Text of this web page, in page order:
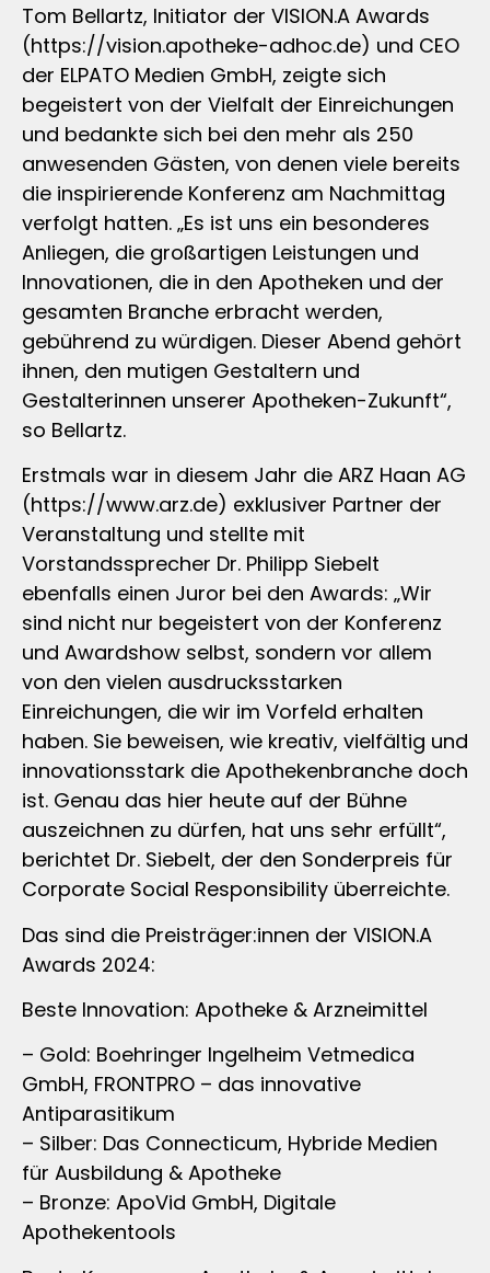
Tom Bellartz, Initiator der VISION.A Awards
(https://vision.apotheke-adhoc.de) und CEO
der ELPATO Medien GmbH, zeigte sich
begeistert von der Vielfalt der Einreichungen
und bedankte sich bei den mehr als 250
anwesenden Gästen, von denen viele bereits
die inspirierende Konferenz am Nachmittag
verfolgt hatten. „Es ist uns ein besonderes
Anliegen, die großartigen Leistungen und
Innovationen, die in den Apotheken und der
gesamten Branche erbracht werden,
gebührend zu würdigen. Dieser Abend gehört
ihnen, den mutigen Gestaltern und
Gestalterinnen unserer Apotheken-Zukunft“,
so Bellartz.
Erstmals war in diesem Jahr die ARZ Haan AG
(https://www.arz.de) exklusiver Partner der
Veranstaltung und stellte mit
Vorstandssprecher Dr. Philipp Siebelt
ebenfalls einen Juror bei den Awards: „Wir
sind nicht nur begeistert von der Konferenz
und Awardshow selbst, sondern vor allem
von den vielen ausdrucksstarken
Einreichungen, die wir im Vorfeld erhalten
haben. Sie beweisen, wie kreativ, vielfältig und
innovationsstark die Apothekenbranche doch
ist. Genau das hier heute auf der Bühne
auszeichnen zu dürfen, hat uns sehr erfüllt“,
berichtet Dr. Siebelt, der den Sonderpreis für
Corporate Social Responsibility überreichte.
Das sind die Preisträger:innen der VISION.A
Awards 2024:
Beste Innovation: Apotheke & Arzneimittel
– Gold: Boehringer Ingelheim Vetmedica
GmbH, FRONTPRO – das innovative
Antiparasitikum
– Silber: Das Connecticum, Hybride Medien
für Ausbildung & Apotheke
– Bronze: ApoVid GmbH, Digitale
Apothekentools